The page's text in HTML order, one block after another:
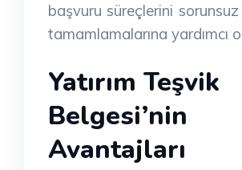
başvuru süreçlerini
tamamlamalarına yardımcı
Yatırım Teşvik
Belgesi’nin
Avantajları